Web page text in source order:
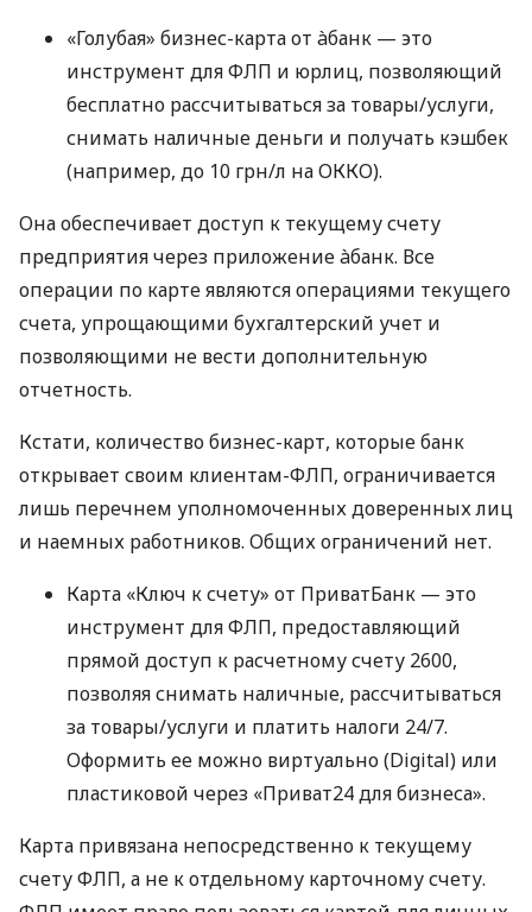
«Голубая» бизнес-карта от àбанк — это
инструмент для ФЛП и юрлиц, позволяющий
бесплатно рассчитываться за товары/услуги,
снимать наличные деньги и получать кэшбек
(например, до 10 грн/л на ОККО).
Она обеспечивает доступ к текущему счету
предприятия через приложение àбанк. Все
операции по карте являются операциями текущего
счета, упрощающими бухгалтерский учет и
позволяющими не вести дополнительную
отчетность.
Кстати, количество бизнес-карт, которые банк
открывает своим клиентам-ФЛП, ограничивается
лишь перечнем уполномоченных доверенных лиц
и наемных работников. Общих ограничений нет.
Карта «Ключ к счету» от ПриватБанк — это
инструмент для ФЛП, предоставляющий
прямой доступ к расчетному счету 2600,
позволяя снимать наличные, рассчитываться
за товары/услуги и платить налоги 24/7.
Оформить ее можно виртуально (Digital) или
пластиковой через «Приват24 для бизнеса».
Карта привязана непосредственно к текущему
счету ФЛП, а не к отдельному карточному счету.